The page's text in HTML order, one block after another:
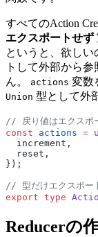
すべてのAction
エクスポートせず
というと、欲し
トして外部から
ん。
actions 変数
Union 型として外
// 戻り値はエクスポ
const actions =
  increment,
  reset,
});
// 型だけエクスポー
export type
Reducerの